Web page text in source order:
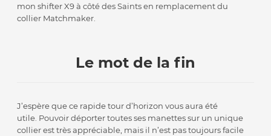
mon shifter X9 à côté des Saints en remplacement du
collier Matchmaker.
Le mot de la fin
J’espère que ce rapide tour d’horizon vous aura été
utile. Pouvoir déporter toutes ses manettes sur un unique
collier est très appréciable, mais il n’est pas toujours facile